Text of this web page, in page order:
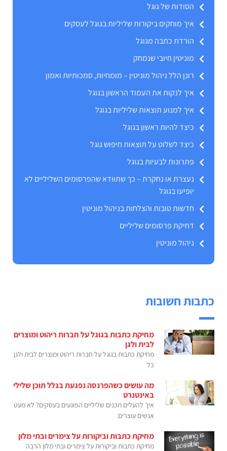
הסודות של גוגל
איך מוחקים ביקורות שליליות בגוגל לעסקים
הורדת כתבה מגוגל
מוניטין חיובי שנמחק
רונן הלל ניהול מוניטין – מומחיות, סמכותיות ואמון
איך לנקות את העמוד הראשון בגוגל
איך למנוע תוצאות שליליות בגוגל
כיצד להיות ראשון בגוגל
כיצד לשלוט על תוצאות חיפוש גוגל
פתרונות לבעיות בגוגל
נעצרת או נחקרת – כך שתוודא שהפרסומים השליליים לא
יופיעו בגוגל
חדשות טובות והצלחות בניהול מוניטין
דחיקת פרסומים שליליים
ניהול מוניטין
כתבות חשובות
מחיקת כתבות בגוגל על חברות ריהוט ומוצרים
לבית ולגן
מחיקת כתבות בגוגל על חברות ריהוט ומוצרים לבית ולגן
כל
מה עושים כשהפרנסה נפגעת בגלל תוכן שלילי
באינטנרט
איך להעלים תכנים שליליים הפוגעים בעסקים? לא מעט
אנשים עוצרים
מחיקת כתבות וביקורות על צימרים ובתי מלון
מחיקת כתבות וביקורות על צימרים ובתי מלון הרבה